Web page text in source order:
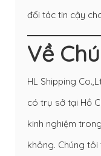
đối tác tin cậy
Về
HL Shipping
có trụ sở tại Hồ
kinh nghiệm
không. Chúng